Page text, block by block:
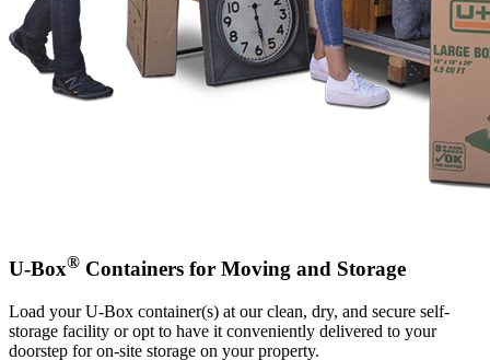
U-Box® Containers for Moving and Storage
Load yourU-Box container(s) at our clean, dry, and secure self-
storage facility or opt to have it conveniently delivered to your
doorstep for on-site storage on your property.